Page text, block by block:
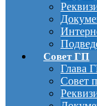
Совет ГП
Глава
Совет